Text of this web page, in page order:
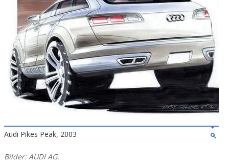
Audi Pikes Peak, 2003
Bilder: AUDI AG.